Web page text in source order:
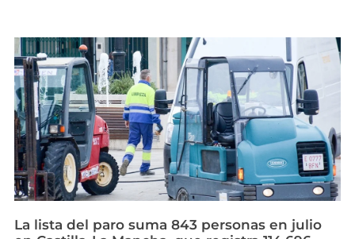
La lista del paro suma 843 personas en julio